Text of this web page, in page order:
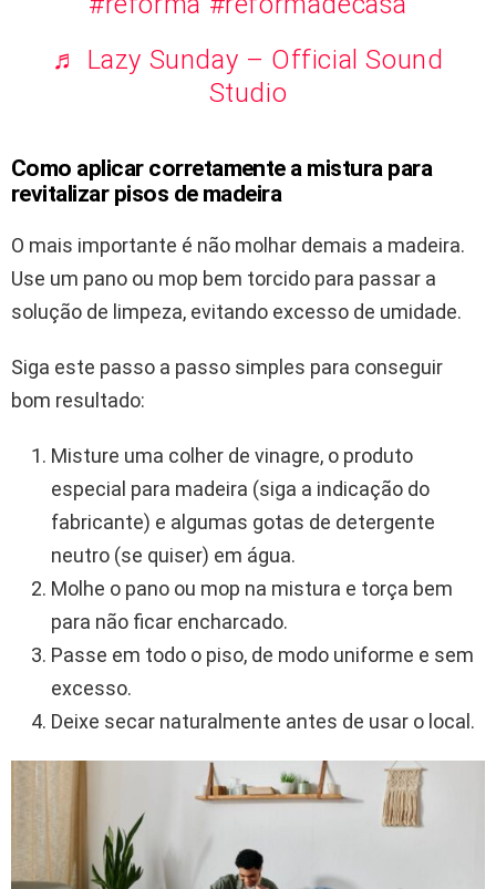
♬ Lazy Sunday – Official Sound
Studio
Como aplicar corretamente a mistura para
revitalizar pisos de madeira
O mais importante é não molhar demais a madeira.
Use um pano ou mop bem torcido para passar a
solução de limpeza, evitando excesso de umidade.
Siga este passo a passo simples para conseguir
bom resultado:
Misture uma colher de vinagre, o produto
especial para madeira (siga a indicação do
fabricante) e algumas gotas de detergente
neutro (se quiser) em água.
Molhe o pano ou mop na mistura e torça bem
para não ficar encharcado.
Passe em todo o piso, de modo uniforme e sem
excesso.
Deixe secar naturalmente antes de usar o local.